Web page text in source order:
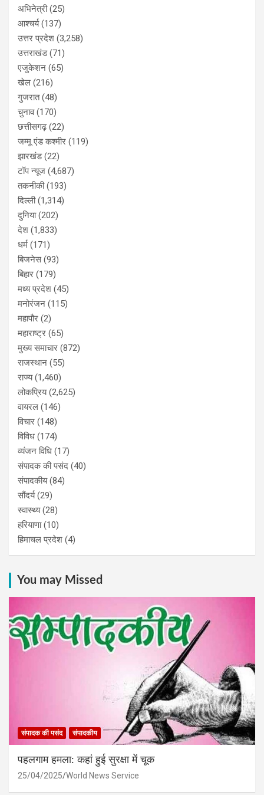
अभिनेत्री(25)
आश्चर्य(137)
उत्तर प्रदेश (3,258)
उत्तराखंड(71)
एजुकेशन (65)
खेल (216)
गुजरात(48)
चुनाव(170)
छत्तीसगढ़(22)
जम्मू एंड कश्मीर (119)
झारखंड(22)
टॉप न्यूज (4,687)
तकनीकी(193)
दिल्ली(1,314)
दुनिया(202)
देश (1,833)
धर्म (171)
बिजनेस(93)
बिहार (179)
मध्य प्रदेश (45)
मनोरंजन (115)
महापौर (2)
महाराष्ट्र (65)
मुख्य समाचार (872)
राजस्थान (55)
राज्य(1,460)
लोकप्रिय(2,625)
वायरल (146)
विचार (148)
विविध (174)
व्यंजन विधि (17)
संपादक की पसंद (40)
संपादकीय(84)
सौंदर्य(29)
स्वास्थ्य(28)
हरियाणा(10)
हिमाचल प्रदेश (4)
You may Missed
संपादक की पसंद संपादकीय
पहलगाम हमला: कहां हुई सुरक्षा में चूक
25/04/2025 World News Service